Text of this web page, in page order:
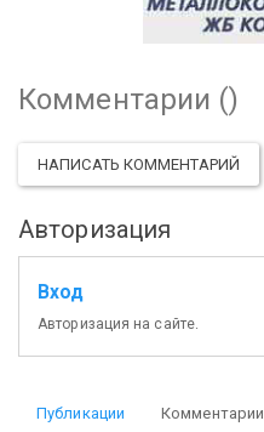
Комментарии ()
НАПИСАТЬ КОММЕНТАРИЙ
Авторизация
Вход
Авторизация на сайте.
Публикации Комментарии